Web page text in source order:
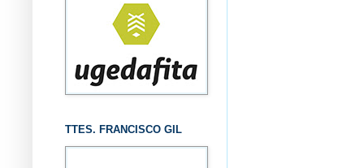
TTES. FRANCISCO GIL